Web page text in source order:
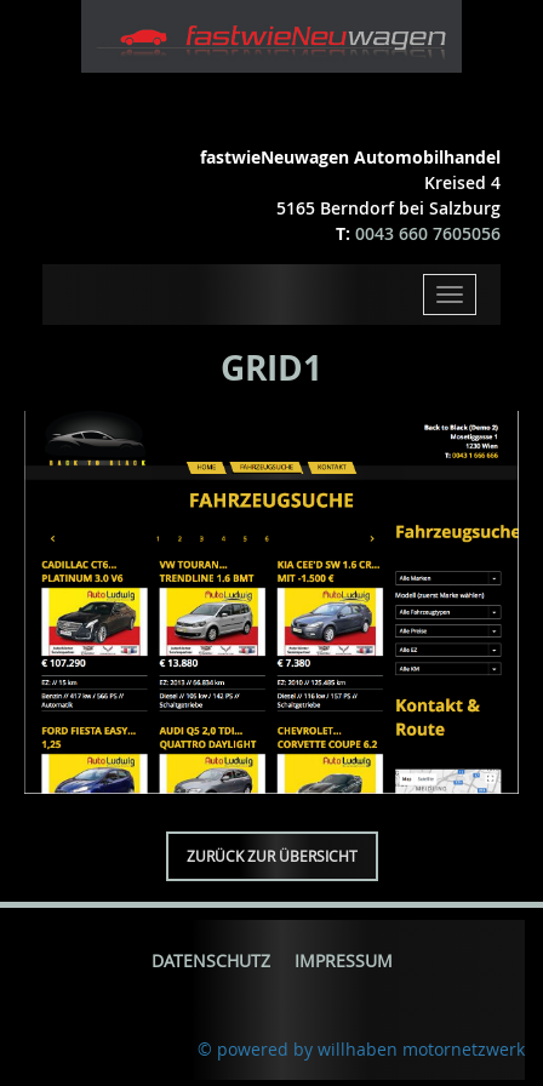
fastwieNeuwagen Automobilhandel
Kreised 4
5165 Berndorf bei Salzburg
T: 0043 660 7605056
Toggle
navigation
GRID1
ZURÜCK ZUR ÜBERSICHT
DATENSCHUTZ IMPRESSUM
© powered by willhaben motornetzwerk